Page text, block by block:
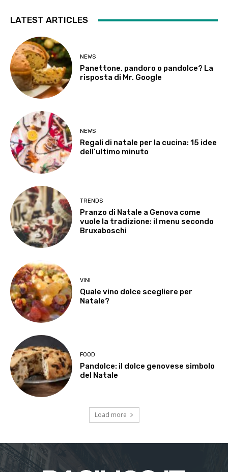
LATEST ARTICLES
NEWS
Panettone, pandoro o pandolce? La
risposta di Mr. Google
NEWS
Regali di natale per la cucina: 15 idee
dell’ultimo minuto
TRENDS
Pranzo di Natale a Genova come
vuole la tradizione: il menu secondo
Bruxaboschi
VINI
Quale vino dolce scegliere per
Natale?
FOOD
Pandolce: il dolce genovese simbolo
del Natale
Load more